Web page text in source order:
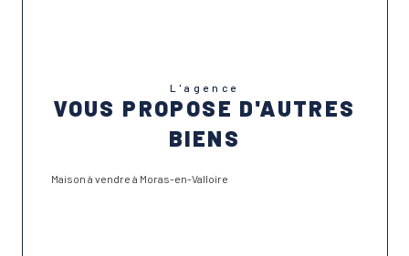
L'agence
VOUS PROPOSE D'AUTRES
BIENS
Maison à vendre à Moras-en-Valloire